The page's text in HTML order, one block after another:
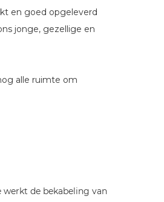
en goed opgeleverd
jonge, gezellige en
alle ruimte om
de bekabeling van